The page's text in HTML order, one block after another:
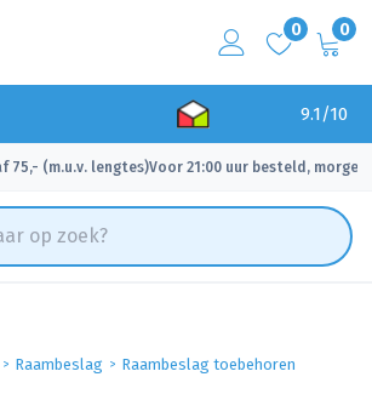
0 0
9.1/10
75,- (m.u.v. lengtes)
✓ Voor 21:00 uur besteld, morgen
Raambeslag Raambeslag toebehoren